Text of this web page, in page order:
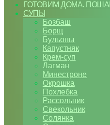
ГОТОВИМ ДОМА.
СУПЫ
Бозбаш
Борщ
Бульоны
Капустняк
Крем-суп
Лагман
Минестроне
Окрошка
Похлебка
Рассольник
Свекольник
Солянка